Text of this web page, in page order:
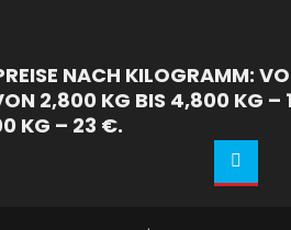
NACH KILOGRAMM:
2,800 KG BIS 4,800 KG –
KG – 23 €.